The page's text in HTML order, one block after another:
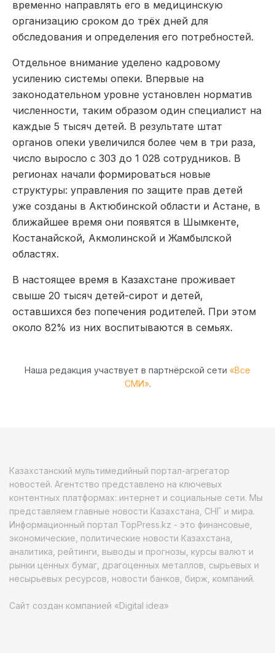
временно направлять его в медицинскую
организацию сроком до трёх дней для
обследования и определения его потребностей.
Отдельное внимание уделено кадровому
усилению системы опеки. Впервые на
законодательном уровне установлен норматив
численности, таким образом один специалист на
каждые 5 тысяч детей. В результате штат
органов опеки увеличился более чем в три раза,
число выросло с 303 до 1 028 сотрудников. В
регионах начали формироваться новые
структуры: управления по защите прав детей
уже созданы в Актюбинской области и Астане, в
ближайшее время они появятся в Шымкенте,
Костанайской, Акмолинской и Жамбылской
областях.
В настоящее время в Казахстане проживает
свыше 20 тысяч детей-сирот и детей,
оставшихся без попечения родителей. При этом
около 82% из них воспитываются в семьях.
Наша редакция участвует в партнёрской сети «Все
СМИ».
Казахстанский мультимедийный портал-агрегатор
новостей. Агентство представлено на ключевых
контентных платформах: интернет и социальные сети. Мы
представляем главные новости Казахстана, СНГ и мира.
Информационный портал TopPress.kz - это финансовые,
экономические, политические новости Казахстана,
аналитика, рейтинги, выводы и прогнозы, курсы валют и
рынки ценных бумаг, драгоценных металлов, сырьевых и
несырьевых ресурсов, новости банков, бирж, компаний.
Сайт создан компанией «Digital idea»